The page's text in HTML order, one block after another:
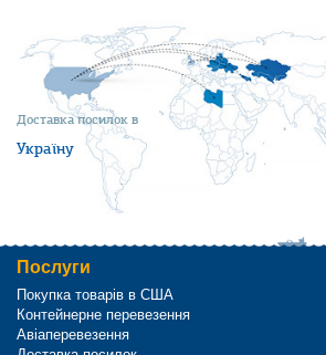
Доставка посилок в
Україну
Послуги
Покупка товарів в США
Контейнерне перевезення
Авіаперевезення